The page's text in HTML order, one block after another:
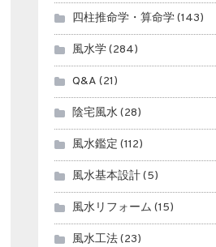
四柱推命学・算命学(143)
風水学(284)
Q&A (21)
陰宅風水(28)
風水鑑定 (112)
風水基本設計(5)
風水リフォーム (15)
風水工法(23)